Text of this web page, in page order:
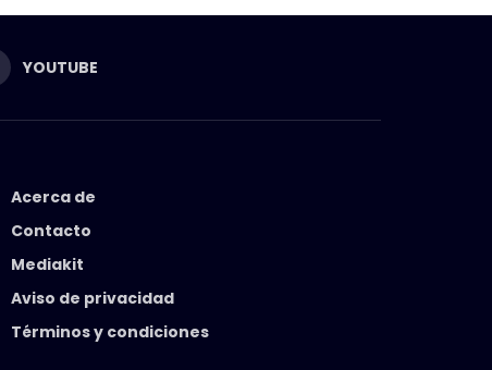
YOUTUBE
Acerca de
Contacto
Mediakit
Aviso de privacidad
Términos y condiciones